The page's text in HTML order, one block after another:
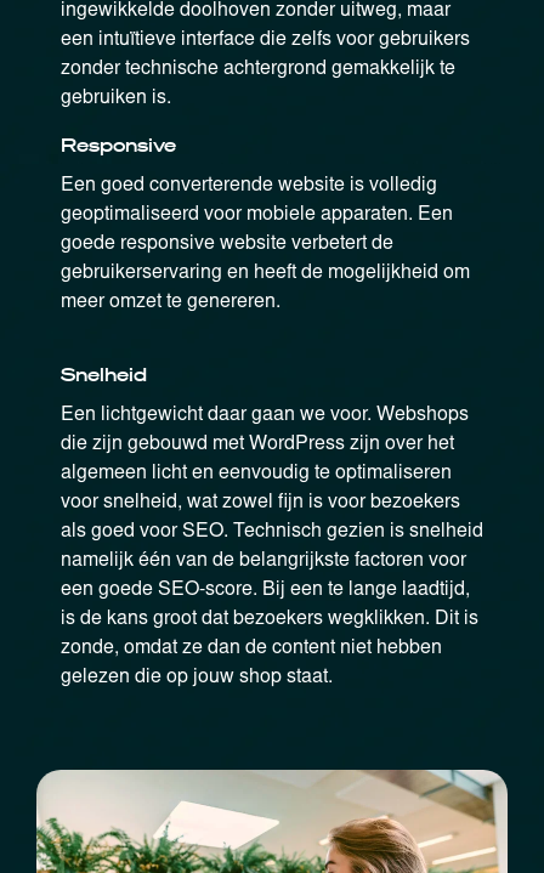
ingewikkelde doolhoven zonder uitweg, maar
een intuïtieve interface die zelfs voor gebruikers
zonder technische achtergrond gemakkelijk te
gebruiken is.
Responsive
Een goed converterende website is volledig
geoptimaliseerd voor mobiele apparaten. Een
goede responsive website verbetert de
gebruikerservaring en heeft de mogelijkheid om
meer omzet te genereren.
Snelheid
Een lichtgewicht daar gaan we voor. Webshops
die zijn gebouwd met WordPress zijn over het
algemeen licht en eenvoudig te optimaliseren
voor snelheid, wat zowel fijn is voor bezoekers
als goed voor SEO. Technisch gezien is snelheid
namelijk één van de belangrijkste factoren voor
een goede SEO-score. Bij een te lange laadtijd,
is de kans groot dat bezoekers wegklikken. Dit is
zonde, omdat ze dan de content niet hebben
gelezen die op jouw shop staat.